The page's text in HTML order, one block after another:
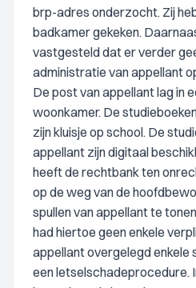
brp-adres onderzocht. Zij
badkamer gekeken.
vastgesteld dat er verder
administratie van appellant
De post van appellant lag in
woonkamer. De
zijn kluisje op school. De
appellant zijn digitaal
heeft de rechtbank ten
op de weg van de
spullen van appellant te
had hiertoe geen enkele
appellant overgelegd enkele
een letselschadeprocedure.